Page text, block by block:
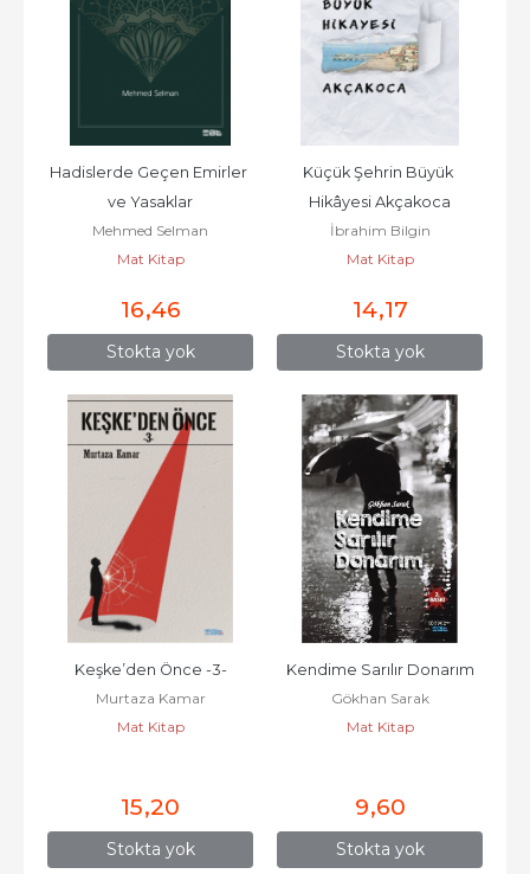
Stokta yok
Hadislerde Geçen Emirler
ve Yasaklar
Mehmed Selman
Mat Kitap
16,46
Stokta yok
Küçük Şehrin Büyük
Hikâyesi Akçakoca
İbrahim Bilgin
Mat Kitap
14,17
Stokta yok
Keşke’den Önce -3-
Murtaza Kamar
Mat Kitap
15,20
Stokta yok
Kendime Sarılır Donarım
Gökhan Sarak
Mat Kitap
9,60